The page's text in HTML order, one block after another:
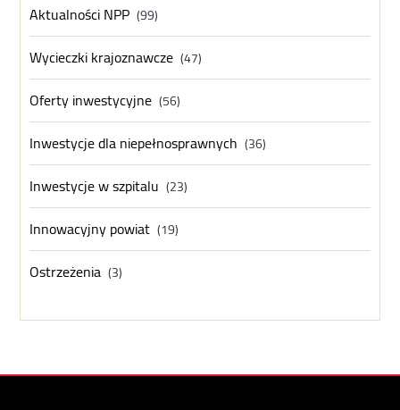
Aktualności NPP (99)
Wycieczki krajoznawcze (47)
Oferty inwestycyjne (56)
Inwestycje dla niepełnosprawnych (36)
Inwestycje w szpitalu (23)
Innowacyjny powiat (19)
Ostrzeżenia (3)